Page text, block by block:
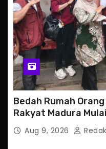
Bedah Rumah
Rakyat Madura
Aug 9, 2026